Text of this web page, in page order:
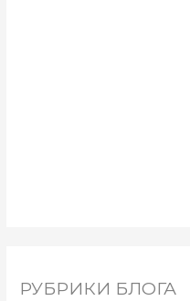
РУБРИКИ БЛОГА